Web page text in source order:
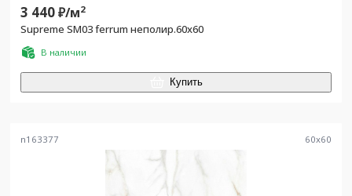
3 440₽/м2
Supreme SM03 ferrum неполир.60х60
В наличии
Купить
n163377 60x60